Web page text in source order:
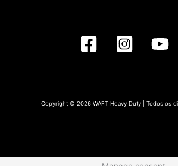
Copyright © 2026 WAFT Heavy Duty | Todos os